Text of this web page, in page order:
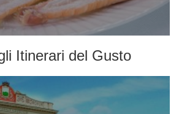
Itinerari del Gusto